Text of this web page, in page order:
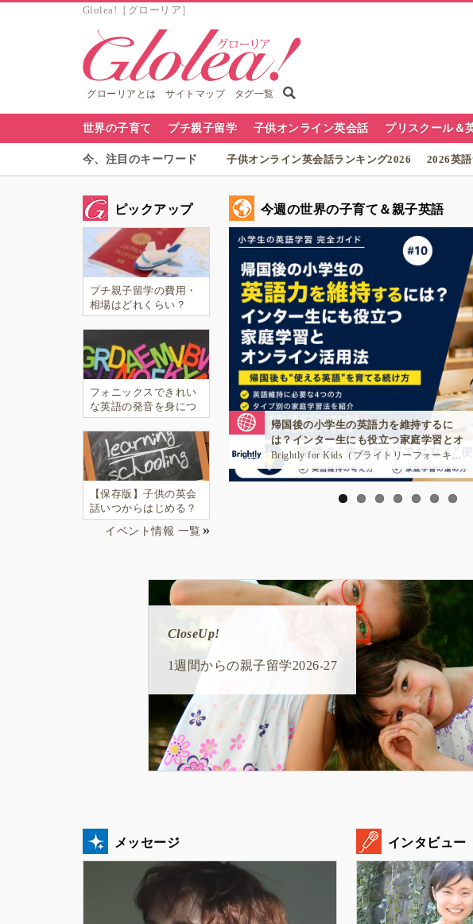
Glolea!［グローリア］
グローリアとは サイトマップ タグ一覧
世界の子育て プチ親子留学 子供オンライン英会話 プリスクール＆
今、注目のキーワード 子供オンライン英会話ランキング2026 2026英
日
本・
世
界
の
グ
ロ
ー
バ
ル
教
育
ピックアップ
プチ親子留学の費用・
相場はどれくらい？
短期：1週間〜4週間の
主要国別相場まるわか
り！
フォニックスできれい
な英語の発音を身につ
けよう！
【保存版】子供の英会
話いつからはじめる？
どう選ぶ？その効果
は？子供向け英会話ス
イベント情報 一覧
今週の世界の子育て＆親子英語
にも役立つ家庭学習とオ
Brightly for Kids（ブライトリーフォーキッズ）
マレーシア・モントキアラが親子留学・
教育移住で日本人家庭に選ばれる理由
中村妙子（Taeko Nakamura）
CloseUp!
1週間からの親子留学2026-27
CloseUp!
子供向けオンライン英会話
CloseUp!
おすすめ★英語プリスクール一覧
CloseUp!
スペシャルゲストメッセージ
久保純子さん
CloseUp!
井川好ニ 教育学博士インタビュー
幼少期に海外経験をする良さ
メッセージ インタビュー